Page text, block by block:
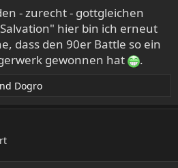
- zurecht - gottgleichen
hier bin ich erneut
dass den 90er Battle so ein
gewonnen hat
.
Dogro